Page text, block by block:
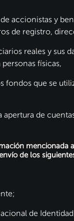
accionistas y
de registro,
reales y sus
físicas,
fondos que se
apertura de
mencionada
de los
de